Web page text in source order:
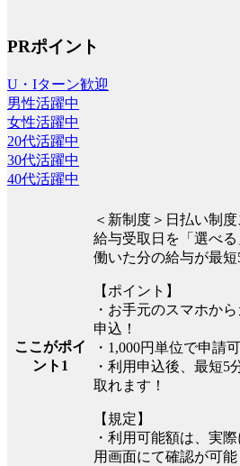
PRポイント
U・Iターン歓迎
男性活躍中
女性活躍中
20代活躍中
30代活躍中
40代活躍中
ここがポイ
ント1
＜新制度＞日払い制度
給与受取日を「選べる
働いた分の給与が最短
【ポイント】
・お手元のスマホか
申込！
・1,000円単位で申請
・利用申込後、最短5
取れます！
【規定】
・利用可能額は、実
用画面にて確認が可能